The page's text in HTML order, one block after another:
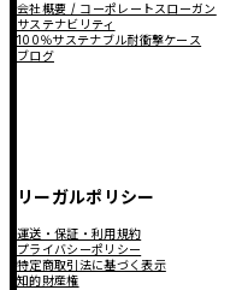
会社概要 / コーポレートスローガン
サステナビリティ
100％サステナブル耐衝撃ケース
ブログ
リーガルポリシー
運送・保証・利用規約
プライバシーポリシー
特定商取引法に基づく表示
知的財産権